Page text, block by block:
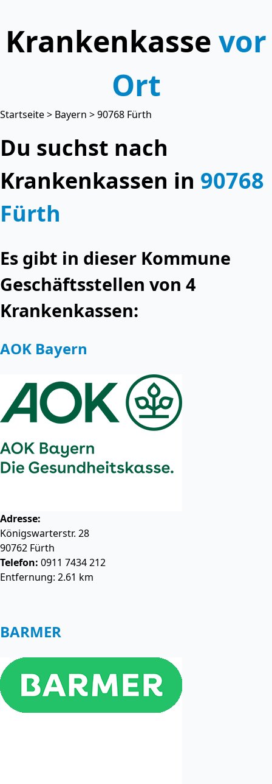
Krankenkasse vor
Ort
Startseite> Bayern > 90768 Fürth
Du suchst nach
Krankenkassen in 90768
Fürth
Es gibt in dieser Kommune
Geschäftsstellen von 4
Krankenkassen:
AOK Bayern
Adresse:
Königswarterstr. 28
90762 Fürth
Telefon: 0911 7434 212
Entfernung: 2.61 km
BARMER